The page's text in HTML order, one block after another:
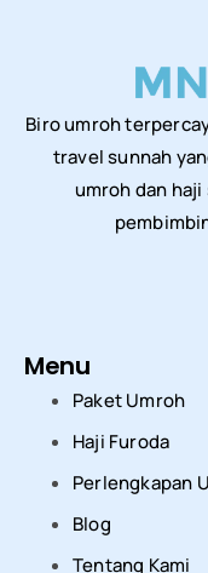
Biro umroh
travel sunnah
umroh dan
Menu
Paket Umroh
Haji Furoda
Perlengkapan
Blog
Tentang Kami